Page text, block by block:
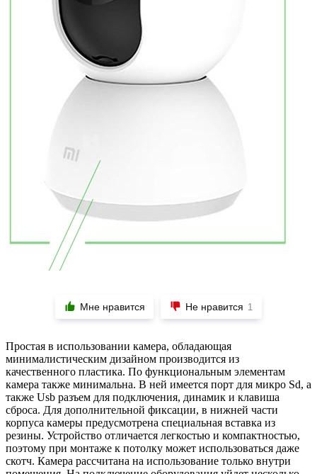
Мне нравится Не нравится 1
Простая в использовании камера, обладающая
минималистическим дизайном производится из
качественного пластика. По функциональным элементам
камера также минимальна. В ней имеется порт для микро Sd, а
также Usb разъем для подключения, динамик и клавиша
сброса. Для дополнительной фиксации, в нижней части
корпуса камеры предусмотрена специальная вставка из
резины. Устройство отличается легкостью и компактностью,
поэтому при монтаже к потолку может использоваться даже
скотч. Камера рассчитана на использование только внутри